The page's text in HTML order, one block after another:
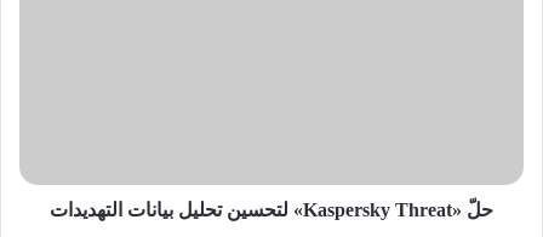
حلّ «Kaspersky Threat» لتحسين تحليل بيانات التهديدات